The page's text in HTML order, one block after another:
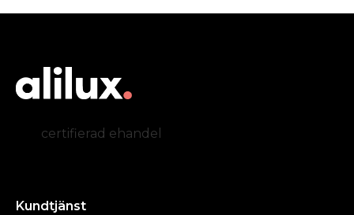
certifierad ehandel
Kundtjänst